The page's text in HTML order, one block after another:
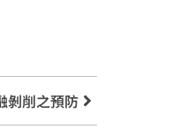
剝削之預防